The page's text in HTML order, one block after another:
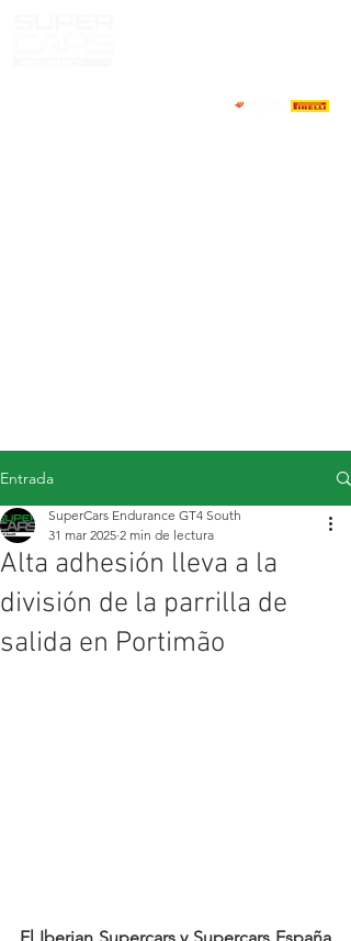
Entrada
Alta adhesión lleva a la
división de la parrilla de
salida en Portimão
SuperCars Endurance GT4 South
31 mar 2025 2 min de lectura